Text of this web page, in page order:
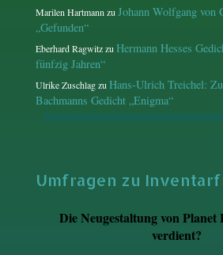
Marilen HartmannzuJohann Wolfgang von
„Gefunden“
Eberhard RagwitzzuHermann Hesses
fünfzig Jahren“
Ulrike ZuschlagzuHans-Ulrich Treichel:
Bachmanns Gedicht „Enigma“
Umfragen zu
Die Neugestaltung von
verdient?